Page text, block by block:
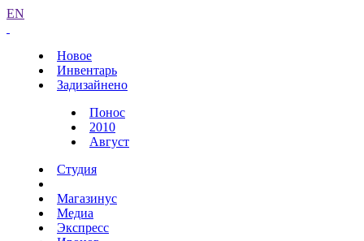
EN
Новое
Инвентарь
Задизайнено
Понос
2010
Август
Студия
Магазинус
Медиа
Экспресс